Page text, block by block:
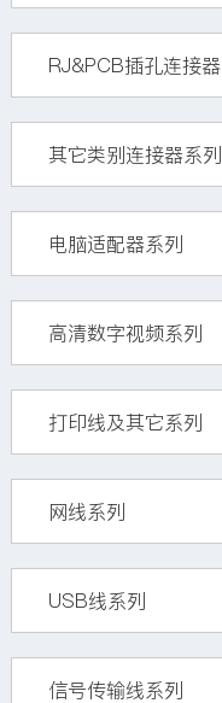
RJ&PCB插孔连接器
其它类别连接器系列
电脑适配器系列
高清数字视频系列
打印线及其它系列
网线系列
USB线系列
信号传输线系列